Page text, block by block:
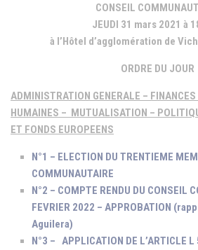
CONSEIL
JEUDI 31 mars 2021 à
à l’Hôtel d’agglomération de
ORDRE DU JOUR
ADMINISTRATION GENERALE –
HUMAINES – MUTUALISATION –
ET FONDS EUROPEENS
N°1 – ELECTION DU TRENTIEME
COMMUNAUTAIRE
N°2 – COMPTE RENDU DU CONSEIL
FEVRIER 2022 – APPROBATION
Aguilera)
N°3 – APPLICATION DE L’ARTICLE